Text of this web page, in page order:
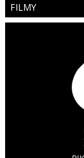
FILMY